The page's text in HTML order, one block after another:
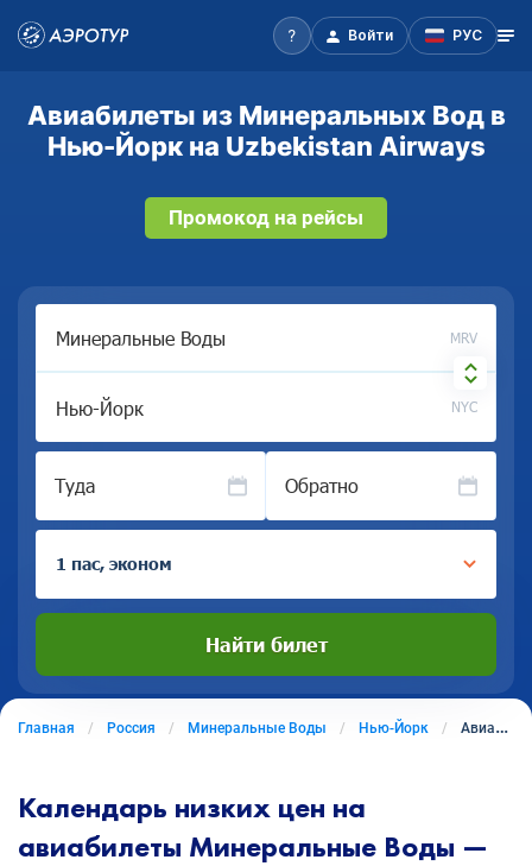
Войти РУС
Авиабилеты из Минеральных Вод в
Нью-Йорк на Uzbekistan Airways
Промокод на рейсы
MRV
NYC
Туда Обратно
1 пас, эконом
Найти билет
Главная Россия Минеральные Воды Нью-Йорк Авиабилеты из Минеральных Вод в Нью-Йорк
Календарь низких цен на
авиабилеты Минеральные Воды —